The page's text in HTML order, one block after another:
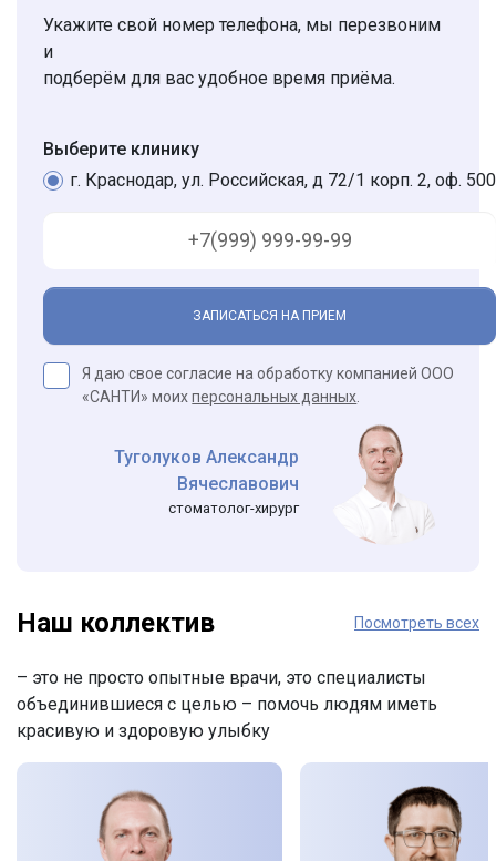
Укажите свой номер телефона, мы перезвоним
и
подберём для вас удобное время приёма.
Выберите клинику
г. Краснодар, ул. Российская, д 72/1 корп. 2, оф. 500
ЗАПИСАТЬСЯ НА ПРИЕМ
Я даю свое согласие на обработку компанией ООО
«САНТИ» моихперсональных данных
Туголуков Александр
Вячеславович
стоматолог-хирург
Наш коллектив Посмотреть всех
– это не просто опытные врачи, это специалисты
объединившиеся с целью – помочь людям иметь
красивую и здоровую улыбку